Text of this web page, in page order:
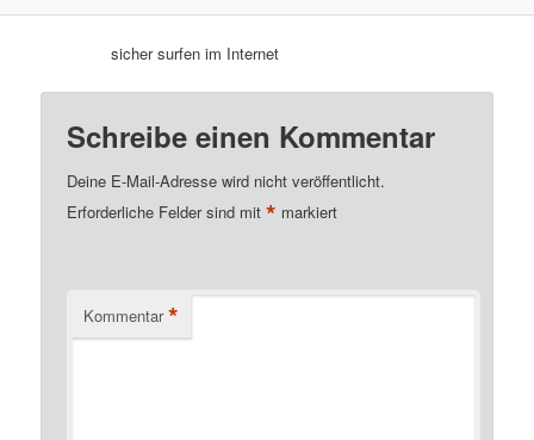
sicher surfen im Internet
Schreibe einen Kommentar
Deine E-Mail-Adresse wird nicht veröffentlicht.
Erforderliche Felder sind mit* markiert
Kommentar *